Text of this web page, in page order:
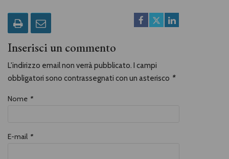
Inserisci un commento
L'indirizzo email non verrà pubblicato. I campi
obbligatori sono contrassegnati con un asterisco *
Nome *
E-mail *